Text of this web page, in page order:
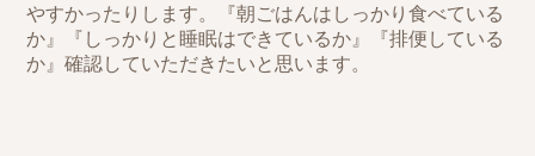
やすかったりします。『朝ごはんはしっかり食べている
か』『しっかりと睡眠はできているか』『排便している
か』確認していただきたいと思います。